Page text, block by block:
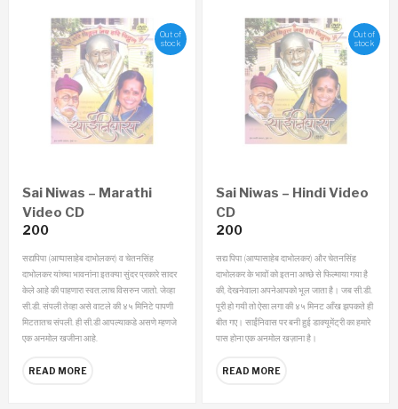
Out of
stock
Sai Niwas – Marathi
Video CD
200
सद्यपिपा (आप्‍पासाहेब दाभोलकर) व चेतनसिंह
दाभोलकर यांच्या भावनांना इतक्या सुंदर प्रकारे सादर
केले आहे की पाहणारा स्वत:लाच विसरुन जातो. जेव्हा
सी.डी. संपली तेव्हा असे वाटले की ४५ मिनिटे पापणी
मिटतातच संपली. ही सी.डी आपल्याकडे असणे म्हणजे
एक अनमोल खजीना आहे.
READ MORE
Out of
stock
Sai Niwas – Hindi Video
CD
200
सद्य पिपा (आप्‍पासाहेब दाभोलकर) और चेतनसिंह
दाभोलकर के भावों को इतना अच्छे से फिल्माया गया है
की, देखनेवाला अपनेआपको भूल जाता है। जब सी.डी.
पूरी हो गयी तो ऐसा लगा की ४५ मिनट आँख झपकते ही
बीत गए। साईंनिवास पर बनी हुई डाक्यूमेंट्री का हमारे
पास होना एक अनमोल खज़ाना है।
READ MORE